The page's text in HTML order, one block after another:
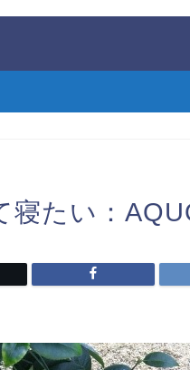
寝たい：